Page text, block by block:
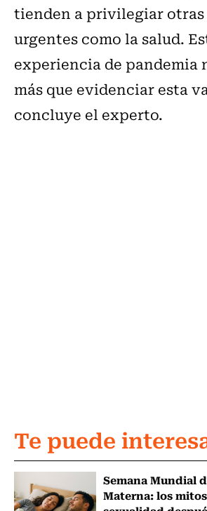
tienden a privilegiar
urgentes como la salud.
experiencia de pandemia
más que evidenciar esta
concluye el experto.
Te puede
Semana Mundial
Materna: los